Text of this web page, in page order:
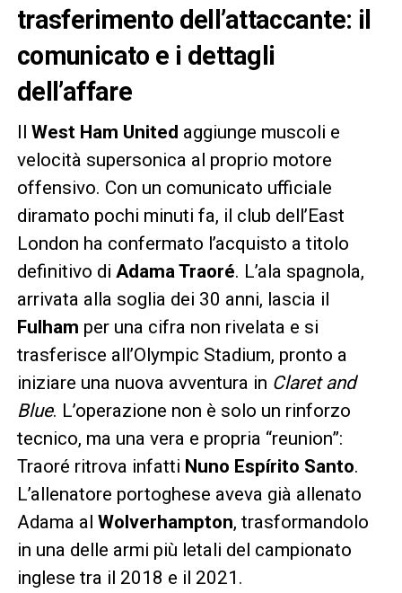
trasferimento dell’attaccante: il
comunicato e i dettagli
dell’affare
Il West Ham United aggiunge muscoli e
velocità supersonica al proprio motore
offensivo. Con un comunicato ufficiale
diramato pochi minuti fa, il club dell’East
London ha confermato l’acquisto a titolo
definitivo di Adama Traoré. L’ala spagnola,
arrivata alla soglia dei 30 anni, lascia il
Fulham per una cifra non rivelata e si
trasferisce all’Olympic Stadium, pronto a
iniziare una nuova avventura in Claret and
Blue. L’operazione non è solo un rinforzo
tecnico, ma una vera e propria “reunion”:
Traoré ritrova infatti Nuno Espírito Santo.
L’allenatore portoghese aveva già allenato
Adama al Wolverhampton, trasformandolo
in una delle armi più letali del campionato
inglese tra il 2018 e il 2021.